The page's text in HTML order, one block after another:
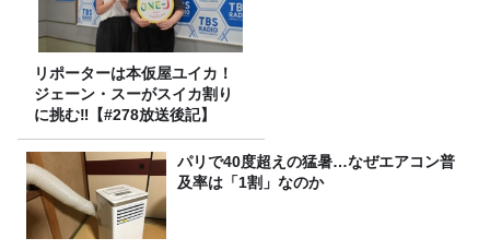
リポーターは本仮屋ユイカ！
ジェーン・スーがスイカ割り
に挑む‼【#278放送後記】
パリで40度超えの猛暑…なぜエアコン普
及率は「1割」なのか